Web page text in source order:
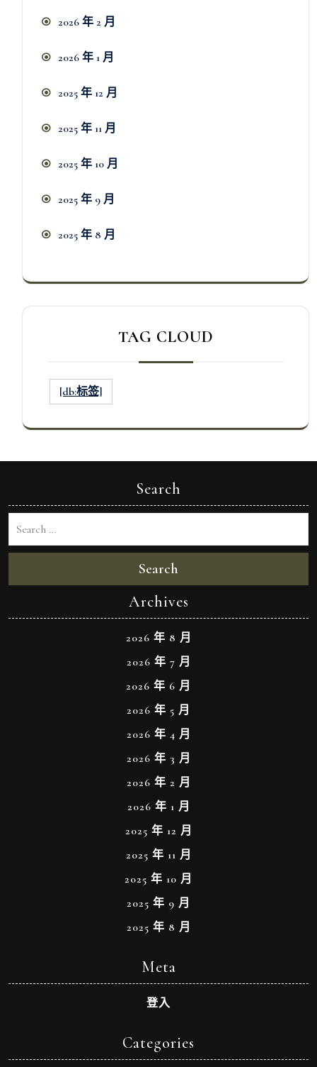
2026 年 2 月
2026 年 1 月
2025 年 12 月
2025 年 11 月
2025 年 10 月
2025 年 9 月
2025 年 8 月
TAG CLOUD
[db:标签]
Search
Search
Archives
2026 年 8 月
2026 年 7 月
2026 年 6 月
2026 年 5 月
2026 年 4 月
2026 年 3 月
2026 年 2 月
2026 年 1 月
2025 年 12 月
2025 年 11 月
2025 年 10 月
2025 年 9 月
2025 年 8 月
Meta
登入
Categories